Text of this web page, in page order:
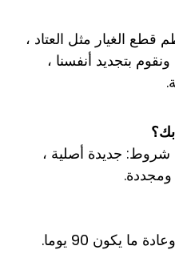
قطع الغيار مثل العتاد ،
بتجديد أنفسنا ،
ج: بشكل عام ، يمكننا توفير 4 شروط: جديدة أصلية ،
يكون 90 يوما.